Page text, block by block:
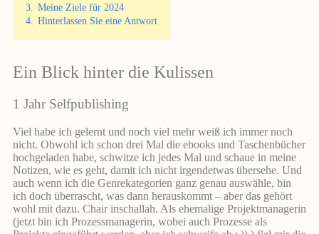
3.
Meine Ziele für 2024
4.
Hinterlassen Sie eine Antwort
Ein Blick hinter die Kulissen
1 Jahr Selfpublishing
Viel habe ich gelernt und noch viel mehr weiß ich immer noch
nicht. Obwohl ich schon drei Mal die ebooks und Taschenbücher
hochgeladen habe, schwitze ich jedes Mal und schaue in meine
Notizen, wie es geht, damit ich nicht irgendetwas übersehe. Und
auch wenn ich die Genrekategorien ganz genau auswähle, bin
ich doch überrascht, was dann herauskommt – aber das gehört
wohl mit dazu. Chair inschallah. Als ehemalige Projektmanagerin
(jetzt bin ich Prozessmanagerin, wobei auch Prozesse als